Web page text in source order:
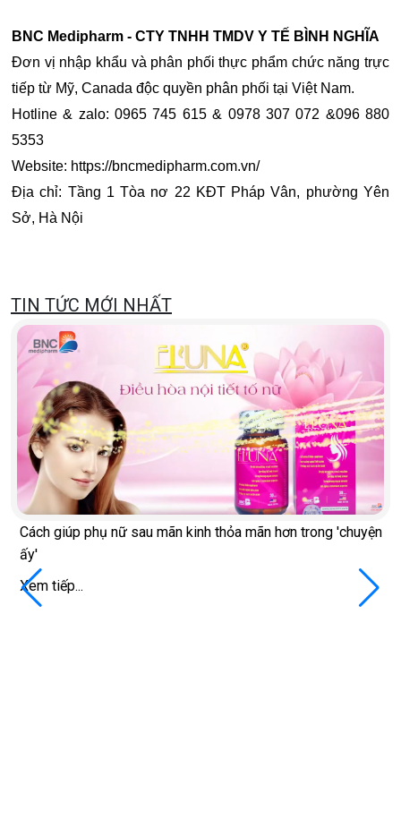
BNC Medipharm - CTY TNHH TMDV Y TẾ BÌNH NGHĨA
Đơn vị nhập khẩu và phân phối thực phẩm chức năng trực
tiếp từ Mỹ, Canada độc quyền phân phối tại Việt Nam.
Hotline & zalo: 0965 745 615 & 0978 307 072 &096 880
5353
Website: https://bncmedipharm.com.vn/
Địa chỉ: Tầng 1 Tòa nơ 22 KĐT Pháp Vân, phường Yên
Sở, Hà Nội
TIN TỨC MỚI NHẤT
Cách giúp phụ nữ sau mãn kinh thỏa mãn hơn trong 'chuyện
ấy'
Xem tiếp...